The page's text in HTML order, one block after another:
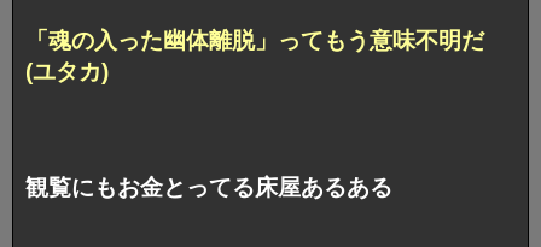
「魂の入った幽体離脱」ってもう意味不明だ
(ユタカ)
観覧にもお金とってる床屋あるある